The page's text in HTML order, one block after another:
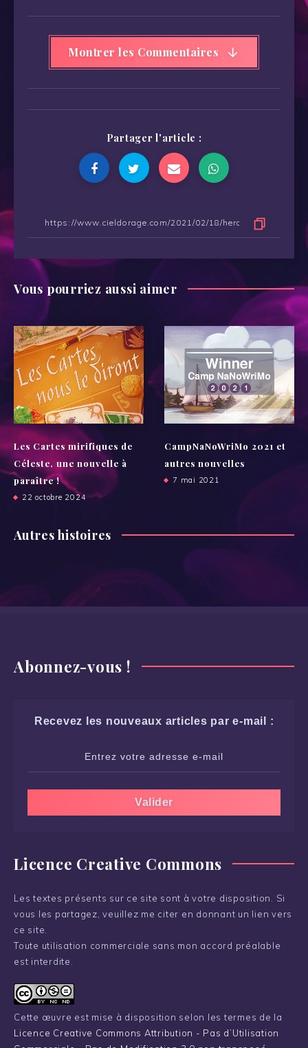
Montrer les Commentaires
Partager l'article :
Vous pourriez aussi aimer
Les Cartes mirifiques de
Céleste, une nouvelle à
paraître !
22 octobre 2024
CampNaNoWriMo 2021 et
autres nouvelles
7 mai 2021
Autres histoires
Abonnez-vous !
Recevez les nouveaux articles par e-mail :
Licence Creative Commons
Les textes présents sur ce site sont à votre disposition. Si
vous les partagez, veuillez me citer en donnant un lien vers
ce site.
Toute utilisation commerciale sans mon accord préalable
est interdite.
Cette œuvre est mise à disposition selon les termes de la
Licence Creative Commons Attribution - Pas d’Utilisation